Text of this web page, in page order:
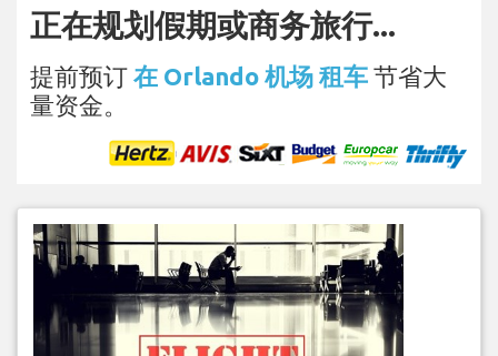
正在规划假期或商务旅行...
提前预订 在 Orlando 机场 租车 节省大
量资金。